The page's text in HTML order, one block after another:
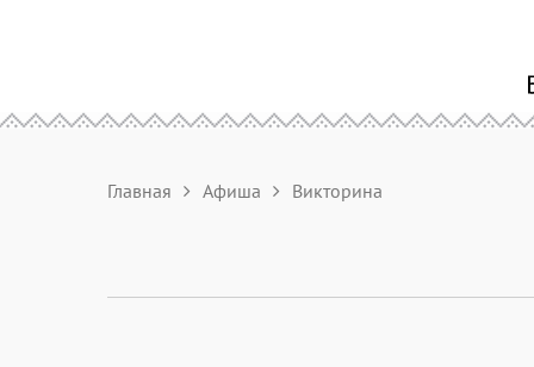
Главная Афиша Викторина